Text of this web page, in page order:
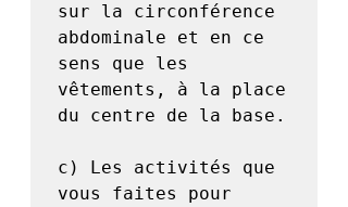
sur la circonférence
abdominale et en ce
sens que les
vêtements, à la place
du centre de la base.
c) Les activités que
vous faites pour